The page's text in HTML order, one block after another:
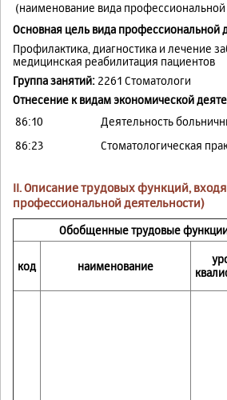
(наименование вида профессиональной
Основная цель вида профессиональной
Профилактика, диагностика и лечение
медицинская реабилитация пациентов
Группа занятий: 2261 Стоматологи
Отнесение к видам экономической
86:10
Деятельность
86:23
Стоматологическая
II. Описание трудовых функций,
профессиональной деятельности)
Обобщенные трудовые
код наименование